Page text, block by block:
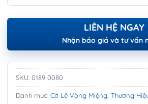
LIÊN HỆ NGAY
Nhận báo giá và tư vấn
SKU: 0189 0080
Danh mục: Cờ Lê Vòng Miệng, Thương